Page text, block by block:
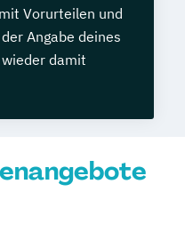
Vorurteilen und
Angabe deines
damit